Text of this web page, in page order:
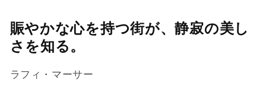
賑やかな心を持つ街が、静寂の美し
さを知る。
ラフィ・マーサー